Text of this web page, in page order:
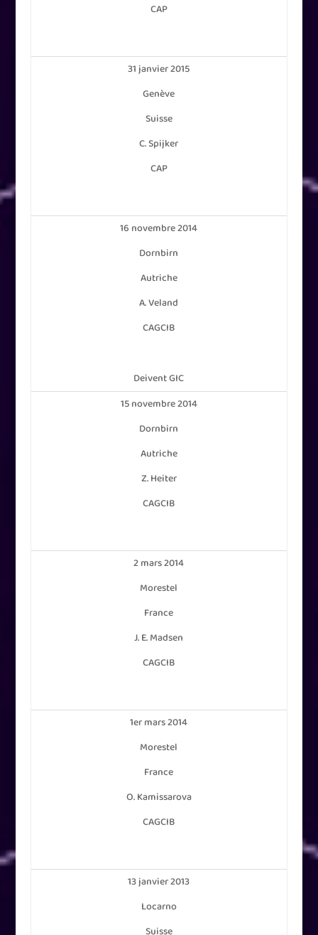
CAP
31 janvier 2015
Genève
Suisse
C. Spijker
CAP
16 novembre 2014
Dornbirn
Autriche
A. Veland
CAGCIB
Deivent GIC
15 novembre 2014
Dornbirn
Autriche
Z. Heiter
CAGCIB
2 mars 2014
Morestel
France
J. E. Madsen
CAGCIB
1er mars 2014
Morestel
France
O. Kamissarova
CAGCIB
13 janvier 2013
Locarno
Suisse